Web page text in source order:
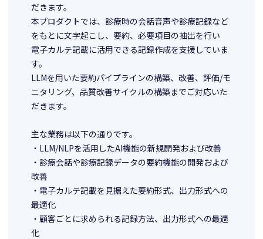
だきます。
本プロダクトでは、診療時の会話音声や診療記録など
をもとに文字起こし、要約、必要項目の抽出を行い
電子カルテ記載に活用できる記録作成を支援していま
す。
LLMを用いた要約パイプラインの構築、改善、評価/モ
ニタリング、品質改善サイクルの構築までご対応いた
だきます。
主な業務は以下の通りです。
・LLM/NLPを活用したAI機能の新規開発および改善
・診療会話や診療記録データの要約機能の開発および
改善
・電子カルテ記載を見据えた要約形式、出力形式への
最適化
・顧客ごとに求められる記録方法、出力形式への最適
化